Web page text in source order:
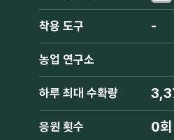
착용 도구 -
농업 연구소
하루 최대 수확량
응원 횟수 0회